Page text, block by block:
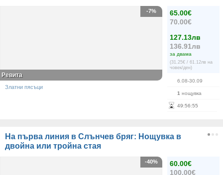
65.00€
70.00€
127.13лв
136.91лв
за двама
(31.25€ / 61.12лв на
човек/ден)
6.08-30.09
1 нощувка
49:56:55
-7%
Ревита
Златни пясъци
На първа линия в Слънчев бряг: Нощувка в
двойна или тройна стая
60.00€
100.00€
-40%